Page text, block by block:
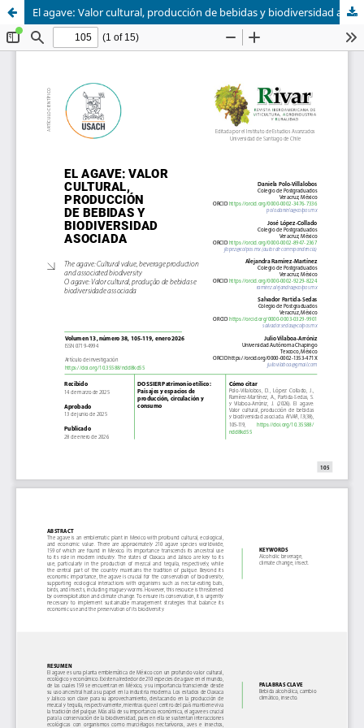
El agave: Valor cultural, producción de bebidas y biodiversidad asociada